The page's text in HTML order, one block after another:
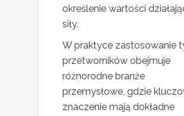
określenie wartości
siły.
W praktyce zastosowanie
przetworników obejmuje
różnorodne branże
przemysłowe, gdzie
znaczenie mają dokładne